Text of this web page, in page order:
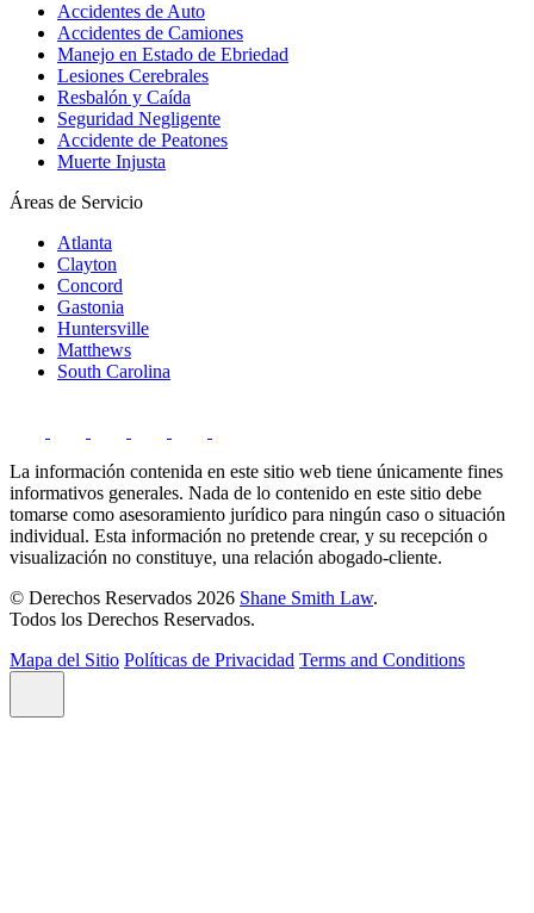
Accidentes de Auto
Accidentes de Camiones
Manejo en Estado de Ebriedad
Lesiones Cerebrales
Resbalón y Caída
Seguridad Negligente
Accidente de Peatones
Muerte Injusta
Áreas de Servicio
Atlanta
Clayton
Concord
Gastonia
Huntersville
Matthews
South Carolina
La información contenida en este sitio web tiene únicamente fines
informativos generales. Nada de lo contenido en este sitio debe
tomarse como asesoramiento jurídico para ningún caso o situación
individual. Esta información no pretende crear, y su recepción o
visualización no constituye, una relación abogado-cliente.
© Derechos Reservados 2026 Shane Smith Law.
Todos los Derechos Reservados.
Mapa del Sitio Políticas de Privacidad Terms and Conditions